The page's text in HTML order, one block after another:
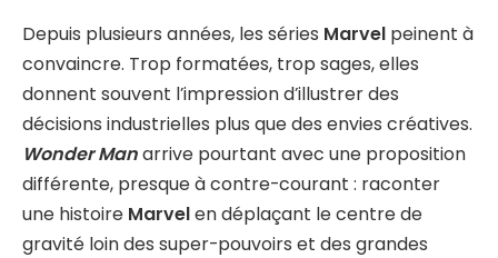
Depuis plusieurs années, les séries Marvel peinent à
convaincre. Trop formatées, trop sages, elles
donnent souvent l’impression d’illustrer des
décisions industrielles plus que des envies créatives.
Wonder Manarrive pourtant avec une proposition
différente, presque à contre-courant : raconter
une histoire Marvelen déplaçant le centre de
gravité loin des super-pouvoirs et des grandes